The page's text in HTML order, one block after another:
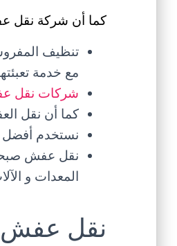
كما أن شركة نقل
تنظيف
مع خدمة
شركات نقل
كما أن نقل
نستخدم أفضل
نقل عفش
المعدات و
نقل